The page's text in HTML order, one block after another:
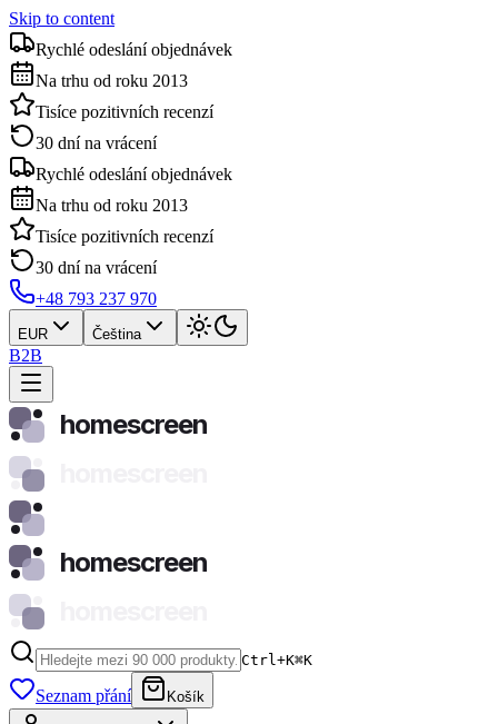
Skip to content
Rychlé odeslání objednávek
Na trhu od roku 2013
Tisíce pozitivních recenzí
30 dní na vrácení
Rychlé odeslání objednávek
Na trhu od roku 2013
Tisíce pozitivních recenzí
30 dní na vrácení
+48 793 237 970
EUR Čeština
B2B
homescreen
homescreen
Ctrl+K⌘K
Seznam přání Košík